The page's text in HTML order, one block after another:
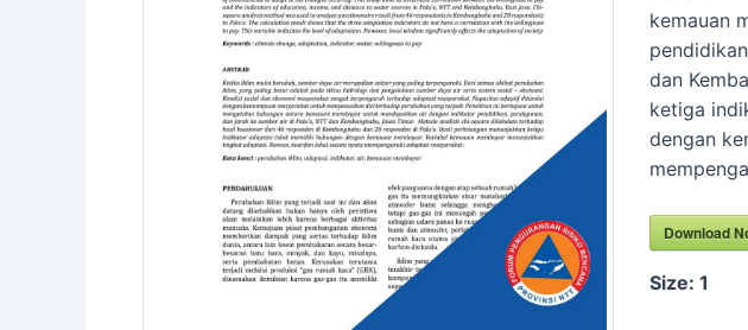
kemauan
dan
ketiga
dengan
Download
Size:1